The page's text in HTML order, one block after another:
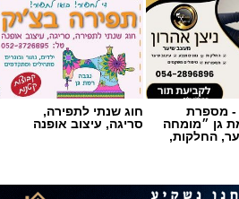
- מספרת
גן ״מומחה
החלקות,
חוג שנתי לתפירה,
סריגה, עיצוב אופנה